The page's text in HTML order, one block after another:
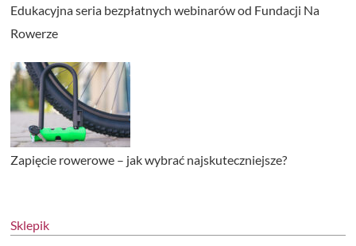
Edukacyjna seria bezpłatnych webinarów od Fundacji Na
Rowerze
Zapięcie rowerowe – jak wybrać najskuteczniejsze?
Sklepik